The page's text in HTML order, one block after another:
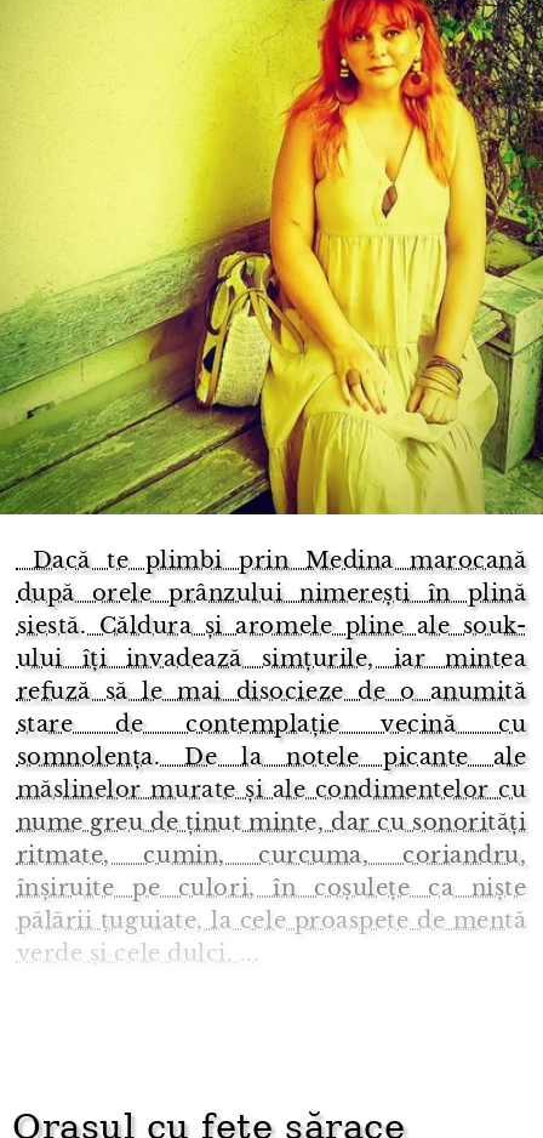
​ Dacă te plimbi prin Medina marocană
după orele prânzului nimerești în plină
siestă. Căldura și aromele pline ale souk-
ului îți invadează simțurile, iar mintea
refuză să le mai disocieze de o anumită
stare de contemplație vecină cu
somnolența. De la notele picante ale
măslinelor murate și ale condimentelor cu
nume greu de ținut minte, dar cu sonorități
ritmate, cumin, curcuma, coriandru,
înșiruite pe culori, în coșulețe ca niște
pălării țuguiate, la cele proaspete de mentă
verde și cele dulci, ...
Orașul cu fete sărace